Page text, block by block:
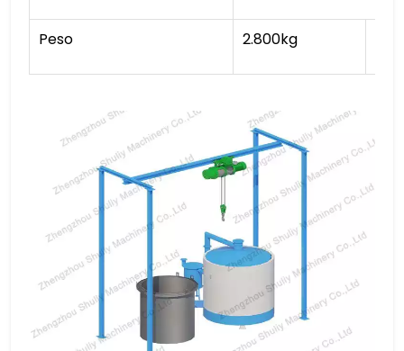
Peso 2.800kg